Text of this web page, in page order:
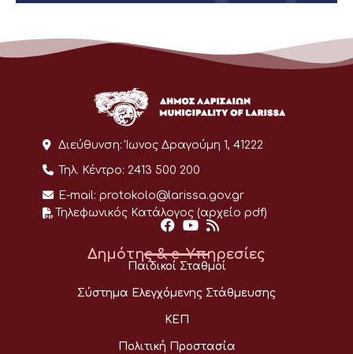
Διεύθυνση: Ίωνος Δραγούμη 1, 41222
Τηλ. Κέντρο: 2413 500 200
E-mail: protokolo@larissa.gov.gr
Τηλεφωνικός Κατάλογος (αρχείο pdf)
Δημότης & e-Υπηρεσίες
Παιδικοί Σταθμοί
Σύστημα Ελεγχόμενης Στάθμευσης
ΚΕΠ
Πολιτική Προστασία